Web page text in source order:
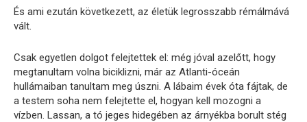
És ami ezután következett, az életük legrosszabb rémálmává
vált.
Csak egyetlen dolgot felejtettek el: még jóval azelőtt, hogy
megtanultam volna biciklizni, már az Atlanti-óceán
hullámaiban tanultam meg úszni. A lábaim évek óta fájtak, de
a testem soha nem felejtette el, hogyan kell mozogni a
vízben. Lassan, a tó jeges hidegében az árnyékba borult stég